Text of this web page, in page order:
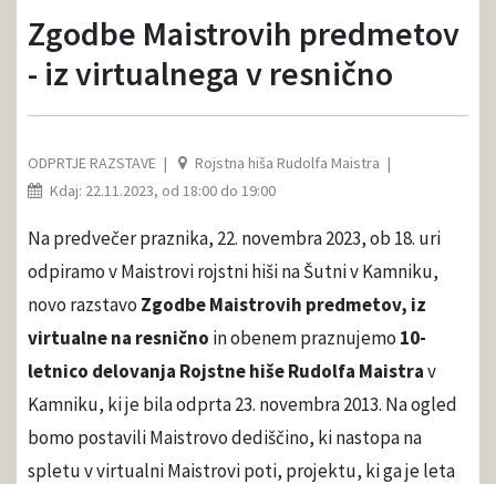
Zgodbe Maistrovih predmetov
- iz virtualnega v resnično
ODPRTJE RAZSTAVE
Rojstna hiša Rudolfa Maistra
Kdaj: 22.11.2023, od 18:00 do 19:00
Na predvečer praznika, 22. novembra 2023, ob 18. uri
odpiramo v Maistrovi rojstni hiši na Šutni v Kamniku,
novo razstavo Zgodbe Maistrovih predmetov, iz
virtualne na resnično in obenem praznujemo 10-
letnico delovanja Rojstne hiše Rudolfa Maistrav
Kamniku, ki je bila odprta 23. novembra 2013. Na ogled
bomo postavili Maistrovo dediščino, ki nastopa na
spletu v virtualni Maistrovi poti, projektu, ki ga je leta